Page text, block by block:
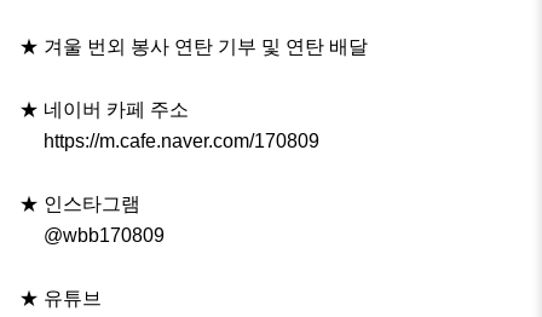
★ 겨울 번외 봉사 연탄 기부 및 연탄 배달
★ 네이버 카페 주소
★ 인스타그램
★ 유튜브